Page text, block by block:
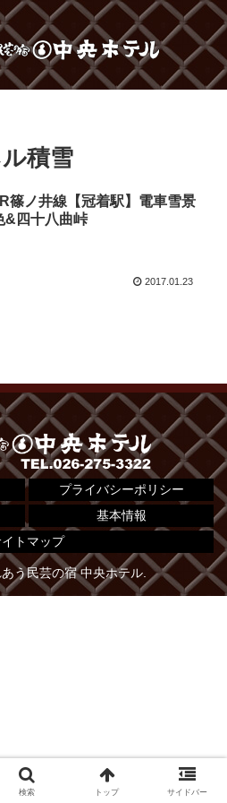
積雪
篠ノ井線【冠着駅】電車雪景
&四十八曲峠
2017.01.23
プライバシーポリシー
基本情報
トマップ
う民芸の宿 中央ホテル.
検索 トップ サイドバー